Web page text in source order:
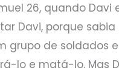
26, quando Davi
Davi, porque sabia
grupo de soldados
lo e matá-lo. Mas